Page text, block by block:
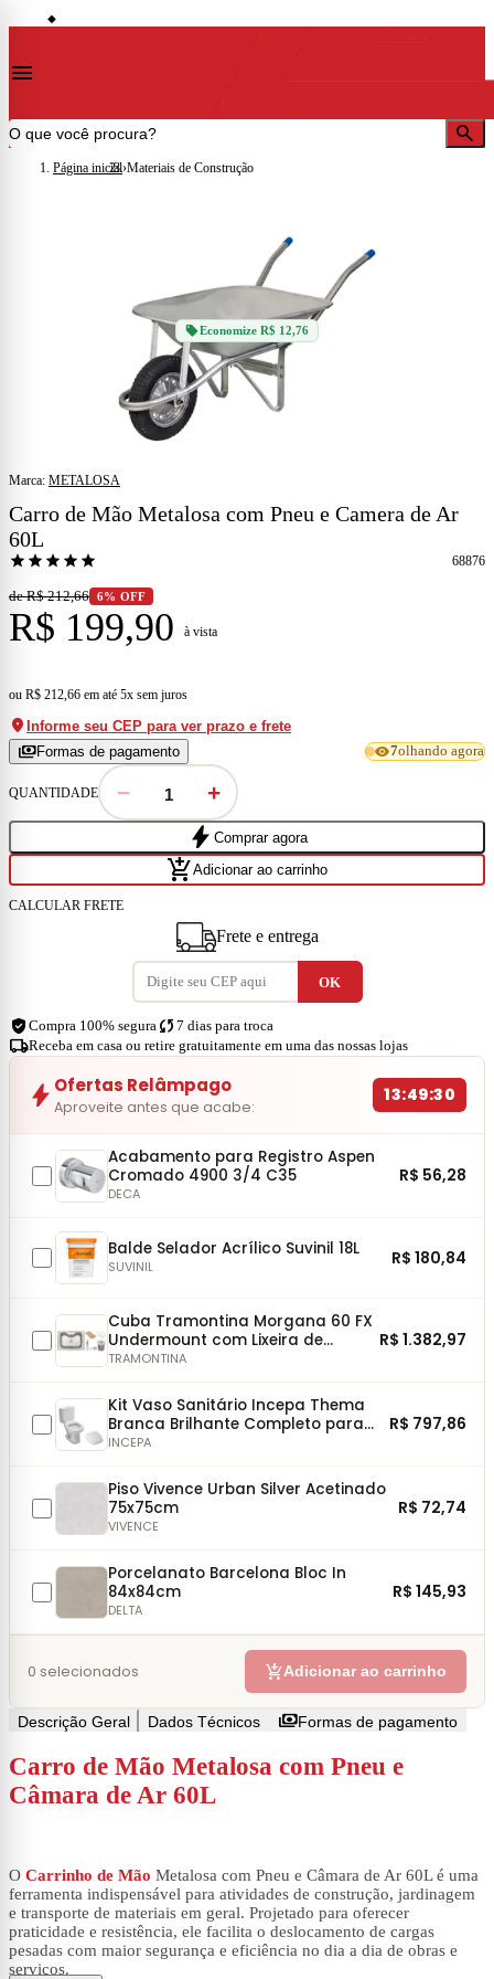
storefront
menu
search
Página inicial ›Materiais de Construção
sellEconomize R$ 12,76
Marca: METALOSA
Carro de Mão Metalosa com Pneu e Camera de Ar
60L
star star star star star 68876
de R$ 212,66 6% OFF
R$ 199,90 à vista
ou R$ 212,66 em até 5x sem juros
location_on Informe seu CEP para ver prazo e frete
paymentsFormas de pagamento visibility7olhando agora
QUANTIDADE − +
bolt Comprar agora
add_shopping_cartAdicionar ao carrinho
CALCULAR FRETE
Frete e entrega
verified_user Compra 100% segura sync 7 dias para troca
local_shippingReceba em casa ou retire gratuitamente em uma das nossas lojas
bolt Ofertas Relâmpago
Aproveite antes que acabe:
13:49:29
Acabamento para Registro Aspen
Cromado 4900 3/4 C35
DECA
R$ 56,28
Balde Selador Acrílico Suvinil 18L
SUVINIL R$ 180,84
Cuba Tramontina Morgana 60 FX
Undermount com Lixeira de
Embutir 5L, Tábua, Dosador, Cesto
TRAMONTINA
R$ 1.382,97
Kit Vaso Sanitário Incepa Thema
Branca Brilhante Completo para
Instalação
INCEPA
R$ 797,86
Piso Vivence Urban Silver Acetinado
75x75cm
VIVENCE
R$ 72,74
Porcelanato Barcelona Bloc In
84x84cm
DELTA
R$ 145,93
0 selecionados add_shopping_cartAdicionar ao carrinho
Descrição Geral Dados Técnicos paymentsFormas de pagamento
Carro de Mão Metalosa com Pneu e
Câmara de Ar 60L
O Carrinho de Mão Metalosa com Pneu e Câmara de Ar 60L é uma
ferramenta indispensável para atividades de construção, jardinagem
e transporte de materiais em geral. Projetado para oferecer
praticidade e resistência, ele facilita o deslocamento de cargas
pesadas com maior segurança e eficiência no dia a dia de obras e
serviços.